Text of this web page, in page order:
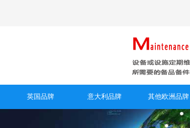
英国品牌 意大利品牌 其他欧洲品牌